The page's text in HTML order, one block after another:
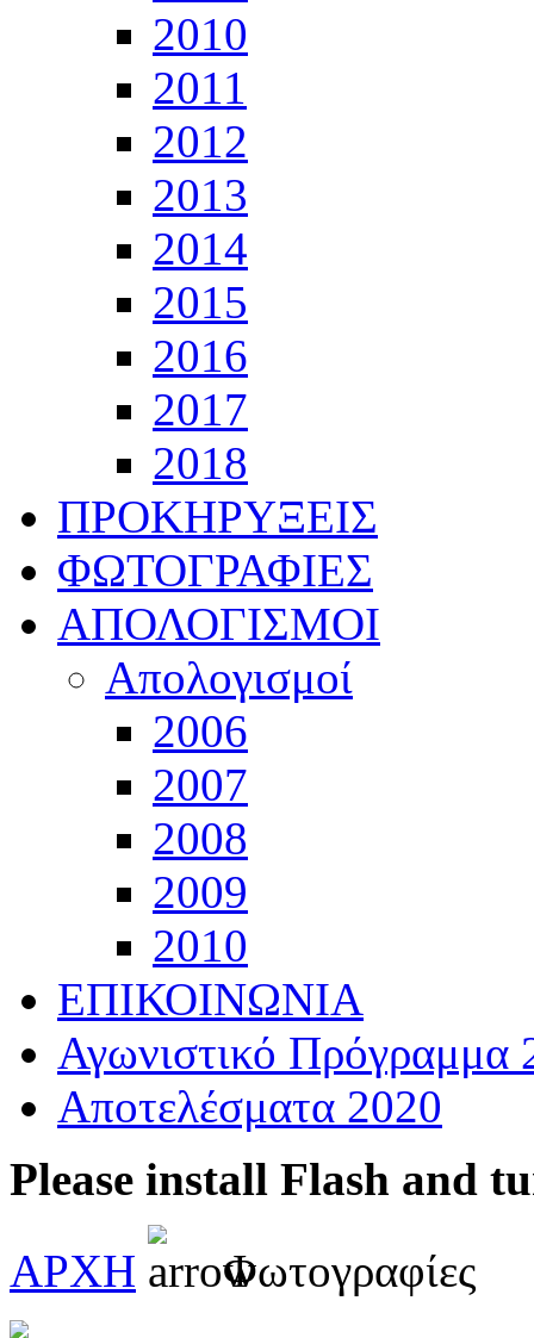
2010
2011
2012
2013
2014
2015
2016
2017
2018
ΠΡΟΚΗΡΥΞΕΙΣ
ΦΩΤΟΓΡΑΦΙΕΣ
ΑΠΟΛΟΓΙΣΜΟΙ
Απολογισμοί
2006
2007
2008
2009
2010
ΕΠΙΚΟΙΝΩΝΙΑ
Αγωνιστικό Πρόγραμμα
Αποτελέσματα 2020
Please install Flash and
ΑΡΧΗ
Φωτογραφίες